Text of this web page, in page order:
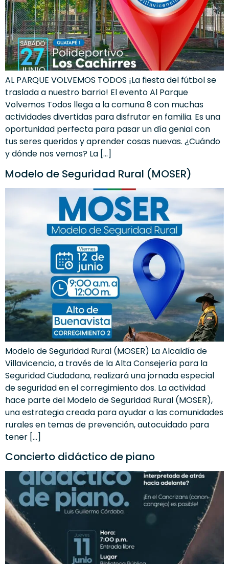
AL PARQUE VOLVEMOS TODOS ¡La fiesta del fútbol se
traslada a nuestro barrio! El evento Al Parque
Volvemos Todos llega a la comuna 8 con muchas
actividades divertidas para disfrutar en familia. Es una
oportunidad perfecta para pasar un día genial con
tus seres queridos y aprender cosas nuevas. ¿Cuándo
y dónde nos vemos? La […]
Modelo de Seguridad Rural (MOSER)
Modelo de Seguridad Rural (MOSER) La Alcaldía de
Villavicencio, a través de la Alta Consejería para la
Seguridad Ciudadana, realizará una jornada especial
de seguridad en el corregimiento dos. La actividad
hace parte del Modelo de Seguridad Rural (MOSER),
una estrategia creada para ayudar a las comunidades
rurales en temas de prevención, autocuidado para
tener […]
Concierto didáctico de piano